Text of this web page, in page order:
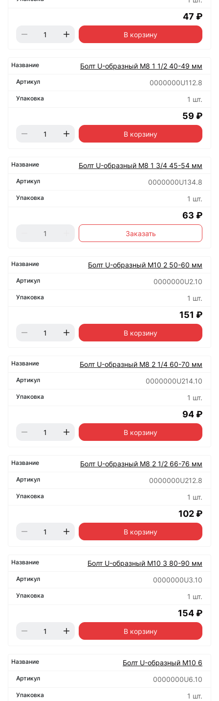
47 ₽
В корзину
Болт U-образный М8 1 1/2 40-49 мм
0000000U112.8
1 шт.
59 ₽
В корзину
Болт U-образный М8 1 3/4 45-54 мм
0000000U134.8
1 шт.
63 ₽
Заказать
Болт U-образный М10 2 50-60 мм
0000000U2.10
1 шт.
151 ₽
В корзину
Болт U-образный М8 2 1/4 60-70 мм
0000000U214.10
1 шт.
94 ₽
В корзину
Болт U-образный М8 2 1/2 66-76 мм
0000000U212.8
1 шт.
102 ₽
В корзину
Болт U-образный М10 3 80-90 мм
0000000U3.10
1 шт.
154 ₽
В корзину
Болт U-образный М10 6
0000000U6.10
1 шт.